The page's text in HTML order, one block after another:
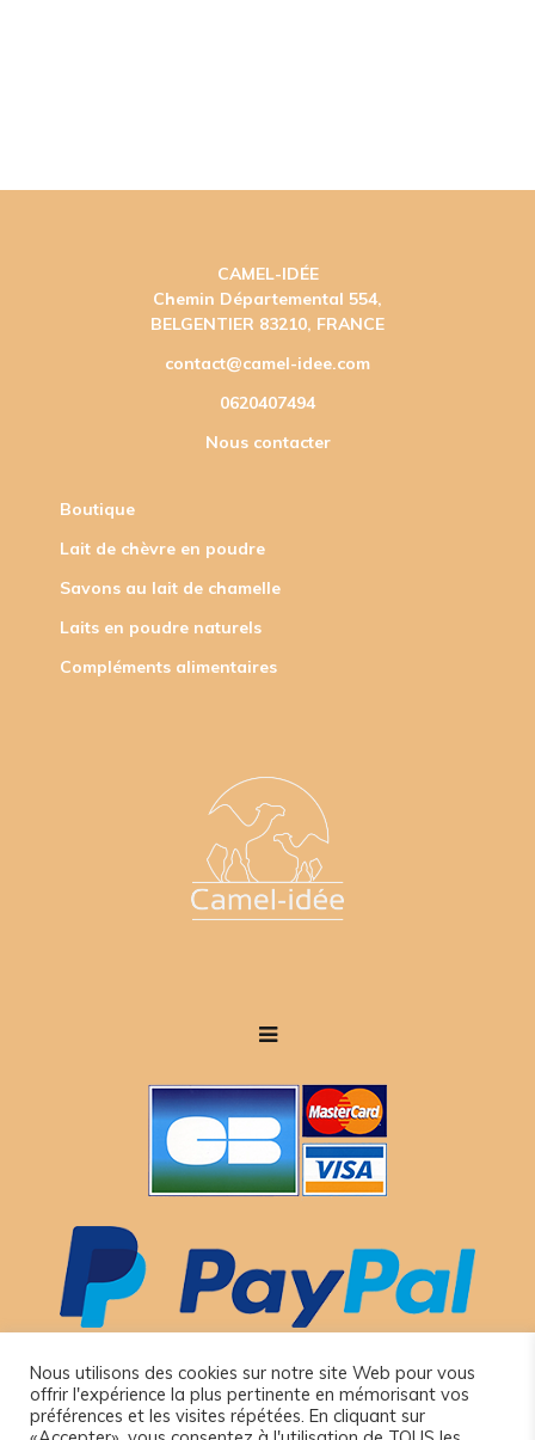
CAMEL-IDÉE
Chemin Départemental 554,
BELGENTIER 83210, FRANCE
contact@camel-idee.com
0620407494
Nous contacter
Boutique
Lait de chèvre en poudre
Savons au lait de chamelle
Laits en poudre naturels
Compléments alimentaires
Nous utilisons des cookies sur notre site Web pour vous
offrir l'expérience la plus pertinente en mémorisant vos
préférences et les visites répétées. En cliquant sur